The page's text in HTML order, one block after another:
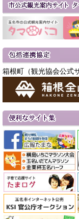
箱根町（観光協会公式